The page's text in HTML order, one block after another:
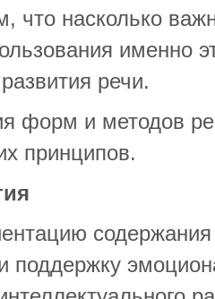
что насколько
именно
речи.
форм и методов
принципов.
поддержку